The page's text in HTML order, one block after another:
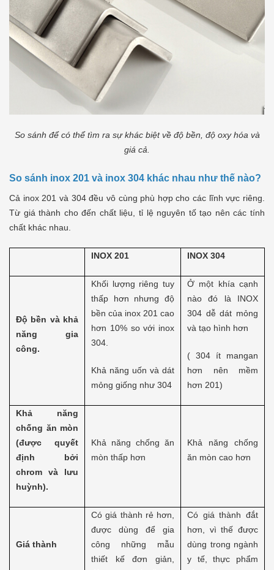
So sánh để có thể tìm ra sự khác biệt về độ bền, độ oxy hóa và
giá cả.
So sánh inox 201 và inox 304 khác nhau như thế nào?
Cả inox 201 và 304 đều vô cùng phù hợp cho các lĩnh vực riêng.
Từ giá thành cho đến chất liệu, tỉ lệ nguyên tố tạo nên các tính
chất khác nhau.
INOX 201 INOX 304
Độ bền và khả
năng gia
công.
Khối lượng riêng tuy
thấp hơn nhưng độ
bền của inox 201 cao
hơn 10% so với inox
304.
Khả năng uốn và dát
mỏng giống như 304
Ở một khía cạnh
nào đó là INOX
304 dễ dát mỏng
và tạo hình hơn
( 304 ít mangan
hơn nên mềm
hơn 201)
Khả năng
chống ăn mòn
(được quyết
định bởi
chrom và lưu
huỳnh).
Khả năng chống ăn
mòn thấp hơn
Khả năng chống
ăn mòn cao hơn
Giá thành
Có giá thành rẻ hơn,
được dùng để gia
công những mẫu
thiết kế đơn giản,
Có giá thành đắt
hơn, vì thế được
dùng trong ngành
y tế, thực phẩm